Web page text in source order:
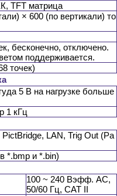
TFT матрица
× 600 (по вертикали) то
бесконечно, отключено.
поддерживается.
точек)
5 В на нагрузке больше
1 кГц
LAN, Trig Out (Pa
*.bmp и *.bin)
100 ~ 240 Вэфф. AC,
50/60 Гц, CAT II